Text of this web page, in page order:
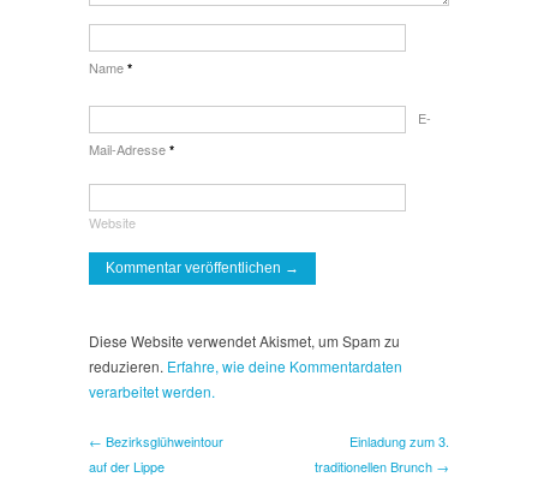
Name *
E-
Mail-Adresse *
Website
Diese Website verwendet Akismet, um Spam zu
reduzieren. Erfahre, wie deine Kommentardaten
verarbeitet werden.
← Bezirksglühweintour
auf der Lippe
Einladung zum 3.
traditionellen Brunch →